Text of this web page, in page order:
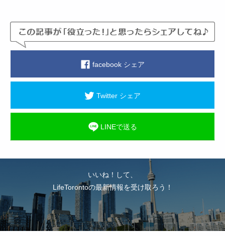
facebook シェア
Twitter シェア
LINEで送る
いいね！して、
LifeTorontoの最新情報を受け取ろう！